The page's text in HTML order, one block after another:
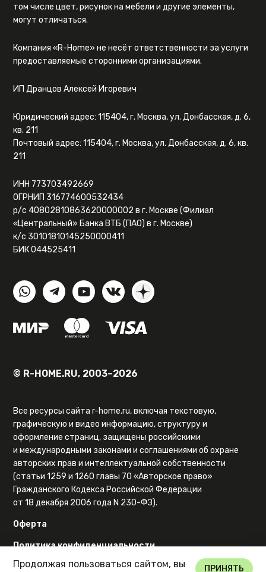
том числе цвет, рисунок на мебели и другие элементы,
могут отличаться.
Компания «R-Home» не несёт ответственности за услуги
предоставляемые сторонними организациями.
ИП Дранцов Алексей Игоревич
Юридический адрес: 115404, г. Москва, ул. Донбасская, д. 6,
кв. 211
Почтовый адрес: 115404, г. Москва, ул. Донбасская, д. 6, кв.
211
ИНН 773703492669
ОГРНИП 316774600532434
р/с 40802810863620000002 в г. Москве (Филиал
«Центральный» Банка ВТБ (ПАО) в г. Москве)
к/с 30101810145250000411
БИК 044525411
© R-HOME.RU, 2003–2026
Все ресурсы сайта r-home.ru, включая текстовую,
графическую и видео информацию, структуру и
оформление страниц, защищены российскими
и международными законами и соглашениями об охране
авторских прав и интеллектуальной собственности
(статьи 1259 и 1260 главы 70 «Авторское право»
Гражданского Кодекса Российской Федерации
от 18 декабря 2006 года N 230-ФЗ).
Оферта
Политика конфиденциальности
Карта сайта
Продолжая пользоваться сайтом, вы
ПРИНЯТЬ